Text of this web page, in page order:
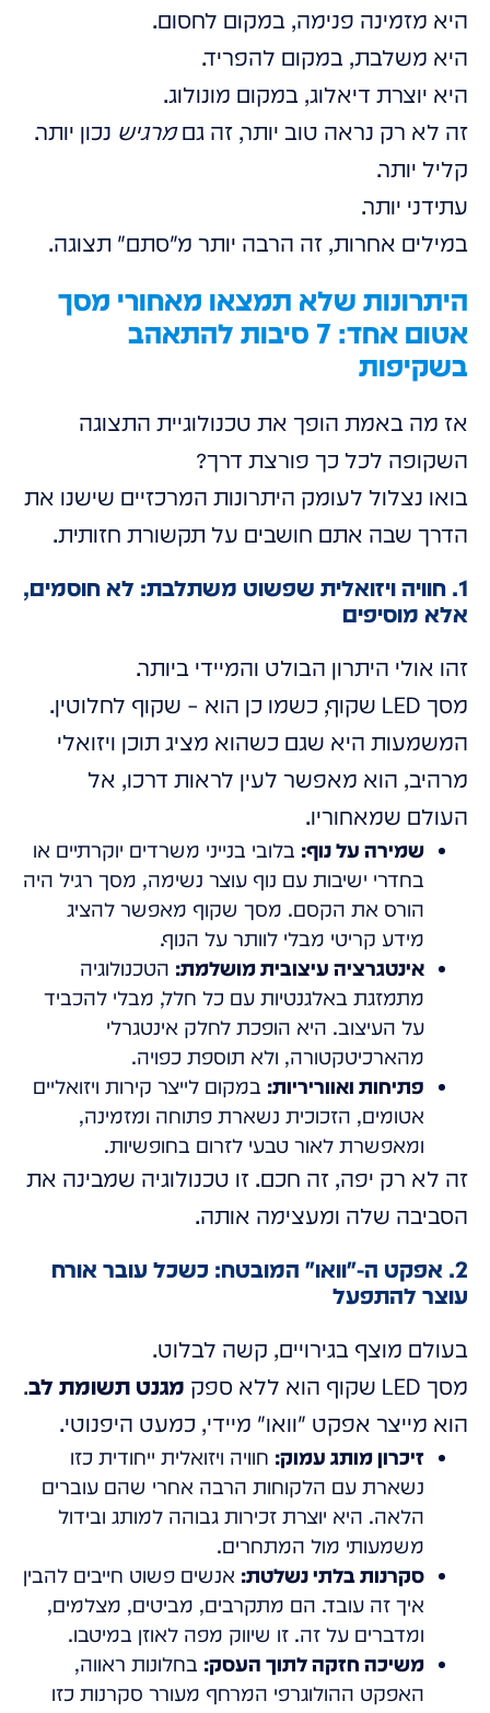
היא מזמינה פנימה, במקום לחסום.
היא משלבת, במקום להפריד.
היא יוצרת דיאלוג, במקום מונולוג.
זה לא רק נראה טוב יותר, זה גםמרגיש נכון יותר.
קליל יותר.
עתידני יותר.
במילים אחרות, זה הרבה יותר מ"סתם" תצוגה.
היתרונות שלא תמצאו מאחורי מסך
אטום אחד: 7 סיבות להתאהב
בשקיפות
אז מה באמת הופך את טכנולוגיית התצוגה
השקופה לכל כך פורצת דרך?
בואו נצלול לעומק היתרונות המרכזיים שישנו את
הדרך שבה אתם חושבים על תקשורת חזותית.
1. חוויה ויזואלית שפשוט משתלבת: לא חוסמים,
אלא מוסיפים
זהו אולי היתרון הבולט והמיידי ביותר.
מסך LED שקוף, כשמו כן הוא – שקוף לחלוטין.
המשמעות היא שגם כשהוא מציג תוכן ויזואלי
מרהיב, הוא מאפשר לעין לראות דרכו, אל
העולם שמאחוריו.
שמירה על נוף: בלובי בנייני משרדים יוקרתיים או
בחדרי ישיבות עם נוף עוצר נשימה, מסך רגיל היה
הורס את הקסם. מסך שקוף מאפשר להציג
מידע קריטי מבלי לוותר על הנוף.
אינטגרציה עיצובית מושלמת: הטכנולוגיה
מתמזגת באלגנטיות עם כל חלל, מבלי להכביד
על העיצוב. היא הופכת לחלק אינטגרלי
מהארכיטקטורה, ולא תוספת כפויה.
פתיחות ואווריריות: במקום לייצר קירות ויזואליים
אטומים, הזכוכית נשארת פתוחה ומזמינה,
ומאפשרת לאור טבעי לזרום בחופשיות.
זה לא רק יפה, זה חכם. זו טכנולוגיה שמבינה את
הסביבה שלה ומעצימה אותה.
2. אפקט ה-"וואו" המובטח: כשכל עובר אורח
עוצר להתפעל
בעולם מוצף בגירויים, קשה לבלוט.
מסך LED שקוף הוא ללא ספק
מגנט תשומת לב.
הוא מייצר אפקט "וואו" מיידי, כמעט היפנוטי.
זיכרון מותג עמוק: חוויה ויזואלית ייחודית כזו
נשארת עם הלקוחות הרבה אחרי שהם עוברים
הלאה. היא יוצרת זכירות גבוהה למותג ובידול
משמעותי מול המתחרים.
סקרנות בלתי נשלטת: אנשים פשוט חייבים להבין
איך זה עובד. הם מתקרבים, מביטים, מצלמים,
ומדברים על זה. זו שיווק מפה לאוזן במיטבו.
משיכה חזקה לתוך העסק: בחלונות ראווה,
האפקט ההולוגרפי המרחף מעורר סקרנות כזו